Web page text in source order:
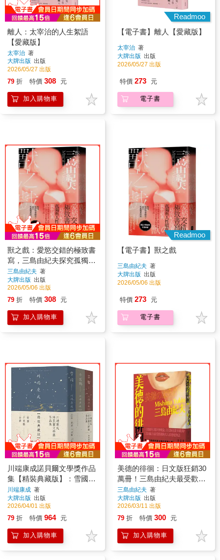
離人：太宰治的人生絮語
【愛藏版】
太宰治 著
大牌出版 出版
2026/05/27 出版
79 折 特價 308 元
加入購物車
Readmoo
【電子書】離人【愛藏版】
太宰治 著
大牌出版 出版
2026/05/27 出版
特價 273 元
電子書
獸之戲：愛慾交錯的極致書
寫，三島由紀夫探究孤獨與
人性暗面的異色經典
三島由紀夫 著
大牌出版 出版
2026/05/06 出版
79 折 特價 308 元
加入購物車
Readmoo
【電子書】獸之戲
三島由紀夫 著
大牌出版 出版
2026/05/06 出版
特價 273 元
電子書
川端康成諾貝爾文學獎作品
集【精裝典藏版】：雪國
+千羽鶴+古都
川端康成 著
大牌出版 出版
2026/04/01 出版
79 折 特價 964 元
加入購物車
美德的徘徊：日文版狂銷30
萬冊！三島由紀夫最受歡迎
的大人系戀愛物語
三島由紀夫 著
大牌出版 出版
2026/03/11 出版
79 折 特價 300 元
加入購物車